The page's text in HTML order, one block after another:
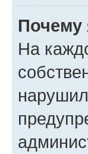
Почему
На